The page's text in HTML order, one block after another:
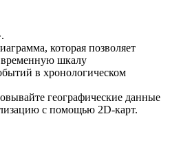
которая позволяет
шкалу
в хронологическом
географические данные
с помощью 2D-карт.